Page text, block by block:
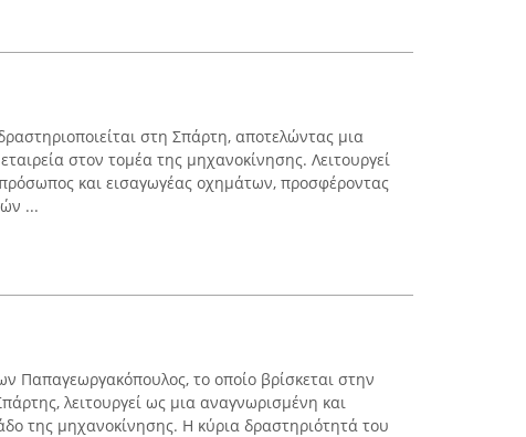
στη Σπάρτη, αποτελώντας μια
στον τομέα της μηχανοκίνησης. Λειτουργεί
και εισαγωγέας οχημάτων, προσφέροντας
...
Παπαγεωργακόπουλος, το οποίο βρίσκεται στην
λειτουργεί ως μια αναγνωρισμένη και
της μηχανοκίνησης. Η κύρια δραστηριότητά του